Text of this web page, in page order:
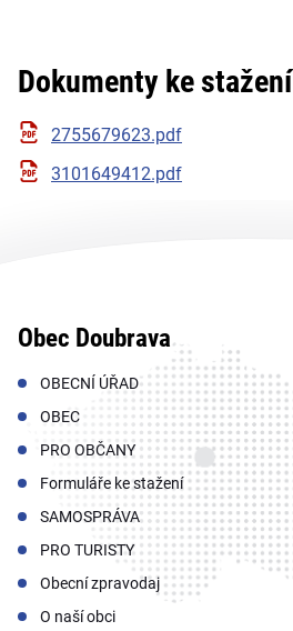
Dokumenty ke stažení
2755679623.pdf
3101649412.pdf
Obec Doubrava
OBECNÍ ÚŘAD
OBEC
PRO OBČANY
Formuláře ke stažení
SAMOSPRÁVA
PRO TURISTY
Obecní zpravodaj
O naší obci